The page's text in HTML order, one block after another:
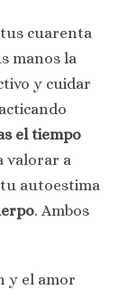
cuarenta
manos la
y cuidar
el tiempo
valorar a
autoestima
. Ambos
y el amor